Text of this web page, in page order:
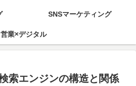
SNSマーケティング
営業×デジタル
索エンジンの構造と関係